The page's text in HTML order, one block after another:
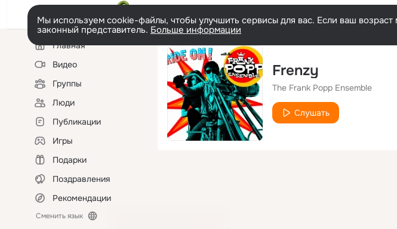
Мы используем cookie-файлы, чтобы улучшить сервисы для вас. Если ваш
законный представитель. Больше информации
Левая
колонкаГлавная
Видео
Группы
Люди
Публикации
Игры
Подарки
Поздравления
Рекомендации
Сменить язык
Frenzy
The Frank Popp Ensemble
Слушать